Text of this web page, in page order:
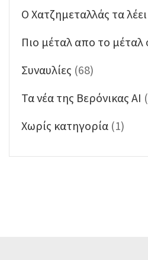
Ο Χατζημεταλλάς τα
Πιο μέταλ απο το μέταλ
Συναυλίες (68)
Τα νέα της Βερόνικας ΑΙ
Χωρίς κατηγορία (1)